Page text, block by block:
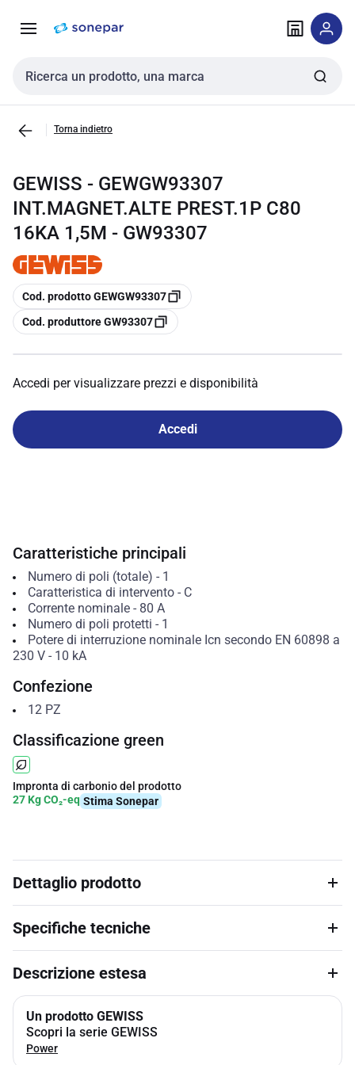
navigazione alla
Cerca input
Torna indietro
GEWISS - GEWGW93307
INT.MAGNET.ALTE PREST.1P C80
16KA 1,5M - GW93307
copia
Cod. prodotto GEWGW93307
copia
Cod. produttore GW93307
Accedi per visualizzare prezzi e disponibilità
Accedi
Caratteristiche principali
Numero di poli (totale) - 1
Caratteristica di intervento- C
Corrente nominale- 80 A
Numero di poli protetti - 1
Potere di interruzione nominale Icn secondo EN 60898 a
230 V - 10 kA
Confezione
12 PZ
Classificazione green
Impronta di carbonio del prodotto
27 Kg CO₂-eq Stima Sonepar
Dettaglio prodotto
Specifiche tecniche
Descrizione estesa
Un prodotto GEWISS
Scopri la serie GEWISS
Power